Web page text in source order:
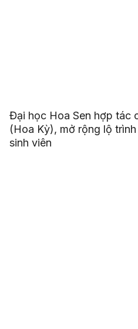
Đại học Hoa Sen hợp tác
(Hoa Kỳ), mở rộng lộ
sinh viên